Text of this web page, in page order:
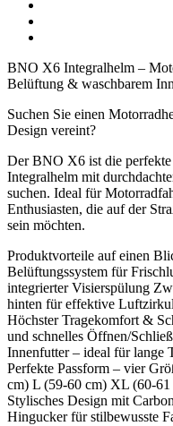
BNO X6 Integralhelm –
Belüftung & waschbarem
Suchen Sie einen
Design vereint?
Der BNO X6 ist die
Integralhelm mit
suchen. Ideal für
Enthusiasten, die auf der
sein möchten.
Produktvorteile auf einen
Belüftungssystem für
integrierter Visierspülung
hinten für effektive
Höchster Tragekomfort &
und schnelles Öffnen/
Innenfutter – ideal für lange
Perfekte Passform – vier
cm) L (59-60 cm) XL (60-61
Stylisches Design mit
Hingucker für stilbewusste